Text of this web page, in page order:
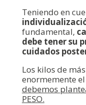
Teniendo en
fundamental,
debe tener su
cuidados
Los kilos de
enormemente
debemos
PESO.